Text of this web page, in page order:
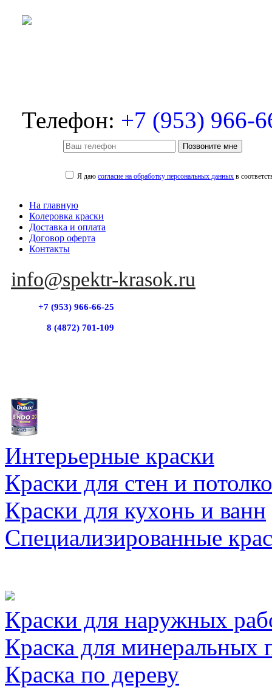
Телефон: +7 (953) 966-
Позвоните мне
Я даюсогласие на обработку персональных данных в
На главную
Колеровка краски
Доставка и оплата
Договор оферта
Контакты
info@spektr-krasok.ru
+7 (953) 966-66-25
8 (4872) 701-109
Интерьерные краски
Краски для стен и
Краски для кухонь и ванн
Специализированные
Краски для наружных
Краска для минеральных
Краска по дереву